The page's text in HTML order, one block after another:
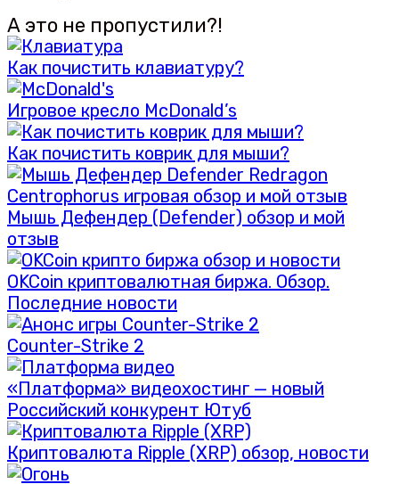
А это не пропустили?!
Как почистить клавиатуру?
Игровое кресло McDonald’s
Как почистить коврик для мыши?
Мышь Дефендер (Defender) обзор и мой
отзыв
OKCoin криптовалютная биржа. Обзор.
Последние новости
Counter-Strike 2
«Платформа» видеохостинг — новый
Российский конкурент Ютуб
Криптовалюта Ripple (XRP) обзор, новости